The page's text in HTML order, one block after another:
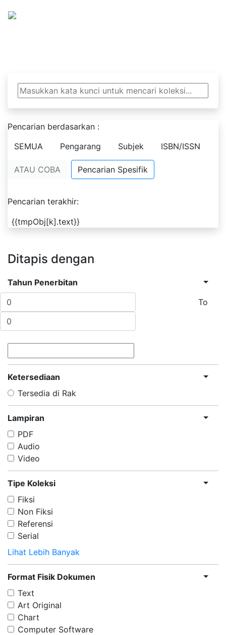
Pencarian berdasarkan :
SEMUA
Pengarang Subjek ISBN/ISSN
ATAU COBA Pencarian Spesifik
Pencarian terakhir:
{{tmpObj[k].text}}
Ditapis dengan
Tahun Penerbitan
To
Ketersediaan
Tersedia di Rak
Lampiran
PDF
Audio
Video
Tipe Koleksi
Fiksi
Non Fiksi
Referensi
Serial
Lihat Lebih Banyak
Format Fisik Dokumen
Text
Art Original
Chart
Computer Software